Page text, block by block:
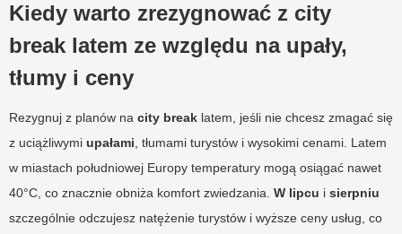
Kiedy warto zrezygnować z city
break latem ze względu na upały,
tłumy i ceny
Rezygnuj z planów na city break latem, jeśli nie chcesz zmagać się
z uciążliwymi upałami , tłumami turystów i wysokimi cenami. Latem
w miastach południowej Europy temperatury mogą osiągać nawet
40°C, co znacznie obniża komfort zwiedzania. W lipcu i sierpniu
szczególnie odczujesz natężenie turystów i wyższe ceny usług, co